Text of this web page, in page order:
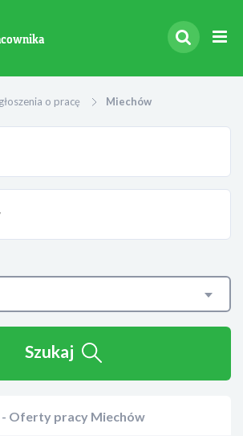
o pracę Miechów
Szukaj
- Oferty pracy Miechów